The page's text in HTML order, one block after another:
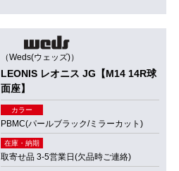
（Weds(ウェッズ)）
LEONIS レオニス JG【M14 14R球
面座】
カラー
PBMC(パールブラック/ミラーカット)
在庫・納期
取寄せ品 3-5営業日(欠品時ご連絡)